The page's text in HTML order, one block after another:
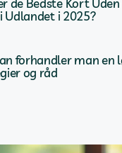
de Bedste Kort
Udlandet i 2025?
forhandler man en
og råd